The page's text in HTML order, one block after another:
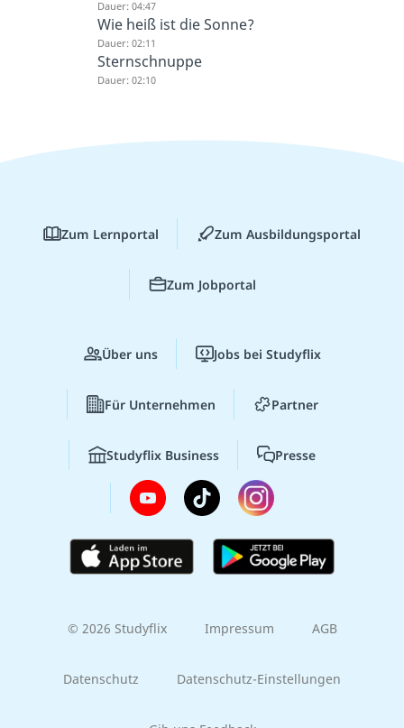
Dauer: 04:47
Wie heiß ist die Sonne?
Dauer: 02:11
Sternschnuppe
Dauer: 02:10
Zum Lernportal Zum Ausbildungsportal
Zum Jobportal
Über uns Jobs bei Studyflix
Für Unternehmen Partner
Studyflix Business Presse
© 2026 Studyflix Impressum AGB
Datenschutz Datenschutz-Einstellungen